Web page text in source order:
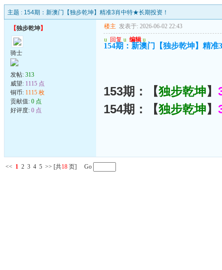
主题 : 154期：新澳门【独步乾坤】精准3肖中特★长期投资！
【独步乾坤】
骑士
发帖: 313
威望: 1115 点
铜币: 1115 枚
贡献值: 0 点
好评度: 0 点
楼主 发表于: 2026-06-02 22:43
u 回复 u 编辑 u
154期：新澳门【独步乾坤】精
153期：【独步乾坤】
154期：【独步乾坤】
<< 1 2 3 4 5 >> [共18 页] Go